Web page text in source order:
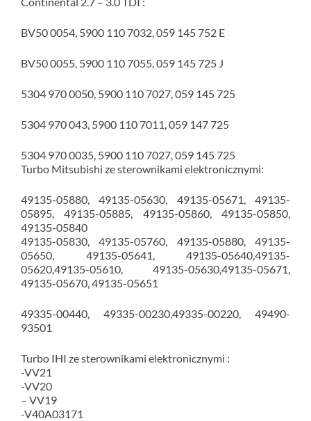
BV50 0054, 5900 110 7032, 059 145 752 E
BV50 0055, 5900 110 7055, 059 145 725 J
5304 970 0050, 5900 110 7027, 059 145 725
5304 970 043, 5900 110 7011, 059 147 725
5304 970 0035, 5900 110 7027, 059 145 725
Turbo Mitsubishi ze sterownikami elektronicznymi:
49135-05880, 49135-05630, 49135-05671, 49135-
05895, 49135-05885, 49135-05860, 49135-05850,
49135-05840
49135-05830, 49135-05760, 49135-05880, 49135-
05650, 49135-05641, 49135-05640,49135-
05620,49135-05610, 49135-05630,49135-05671,
49135-05670, 49135-05651
49335-00440, 49335-00230,49335-00220, 49490-
93501
Turbo IHI ze sterownikami elektronicznymi :
-VV21
-VV20
– VV19
-V40A03171